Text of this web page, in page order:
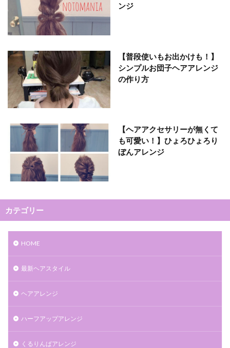
ンジ
【普段使いもお出かけも！】
シンプルお団子ヘアアレンジ
の作り方
【ヘアアクセサリーが無くて
も可愛い！】ひょろひょろり
ぼんアレンジ
カテゴリー
HOME
最新ヘアスタイル
ヘアアレンジ
ハーフアップアレンジ
くるりんぱアレンジ